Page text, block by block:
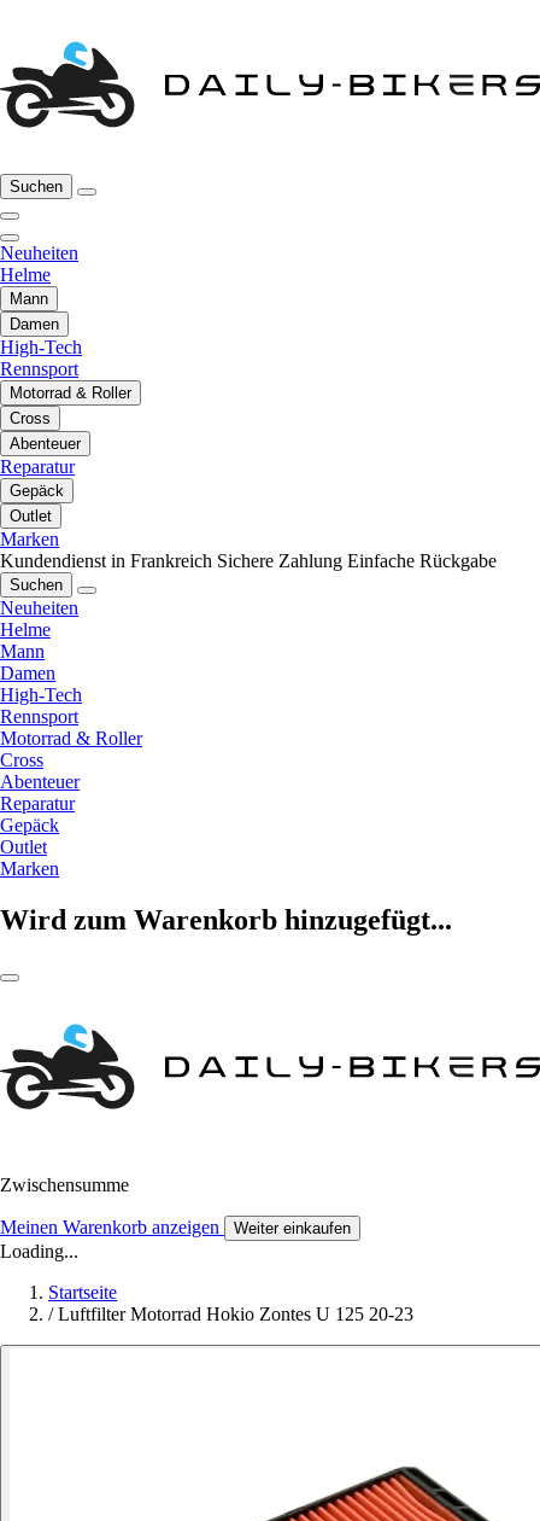
Suchen
Neuheiten
Helme
Mann
Damen
High-Tech
Rennsport
Motorrad & Roller
Cross
Abenteuer
Reparatur
Gepäck
Outlet
Marken
Kundendienst in Frankreich Sichere Zahlung Einfache Rückgabe
Suchen
Neuheiten
Helme
Mann
Damen
High-Tech
Rennsport
Motorrad & Roller
Cross
Abenteuer
Reparatur
Gepäck
Outlet
Marken
Wird zum Warenkorb hinzugefügt...
Zwischensumme
Meinen Warenkorb anzeigen Weiter einkaufen
Loading...
Startseite
/ Luftfilter Motorrad Hokio Zontes U 125 20-23